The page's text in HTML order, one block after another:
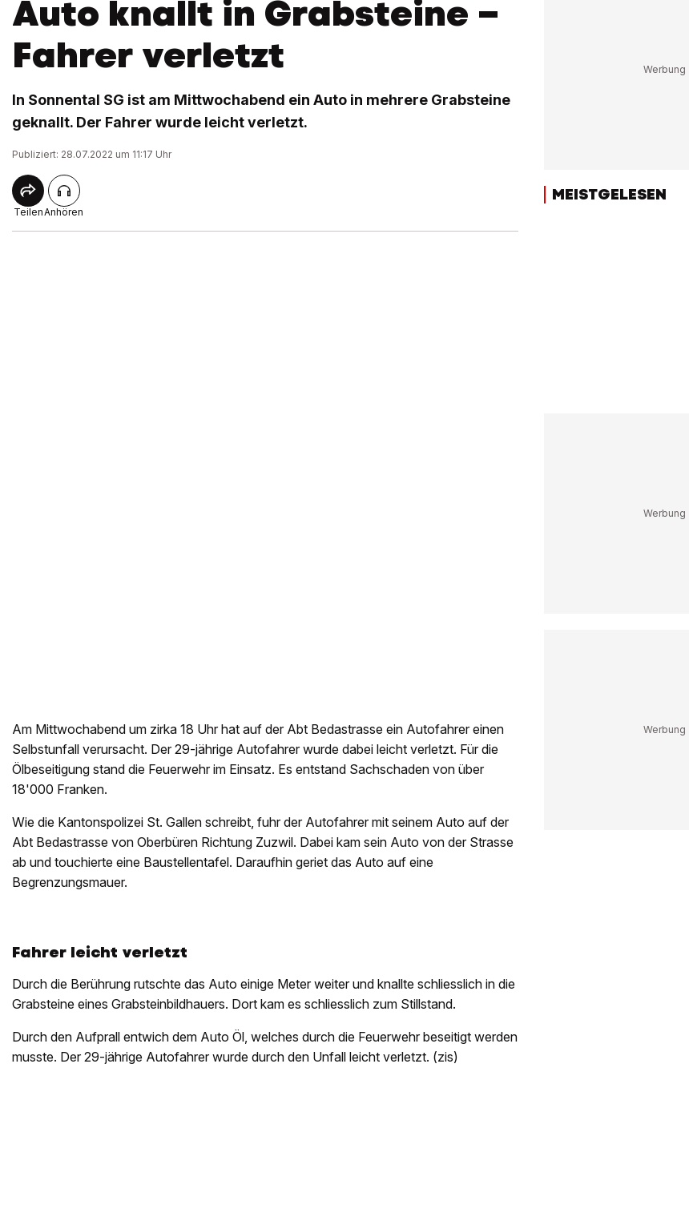
Auto knallt in Grabsteine –
Fahrer verletzt
In Sonnental SG ist am Mittwochabend ein Auto in mehrere Grabsteine
geknallt. Der Fahrer wurde leicht verletzt.
Publiziert: 28.07.2022 um 11:17 Uhr
TeilenAnhören
Am Mittwochabend um zirka 18 Uhr hat auf der Abt Bedastrasse ein Autofahrer einen
Selbstunfall verursacht. Der 29-jährige Autofahrer wurde dabei leicht verletzt. Für die
Ölbeseitigung stand die Feuerwehr im Einsatz. Es entstand Sachschaden von über
18'000 Franken.
Wie die Kantonspolizei St. Gallen schreibt, fuhr der Autofahrer mit seinem Auto auf der
Abt Bedastrasse von Oberbüren Richtung Zuzwil. Dabei kam sein Auto von der Strasse
ab und touchierte eine Baustellentafel. Daraufhin geriet das Auto auf eine
Begrenzungsmauer.
Fahrer leicht verletzt
Durch die Berührung rutschte das Auto einige Meter weiter und knallte schliesslich in die
Grabsteine eines Grabsteinbildhauers. Dort kam es schliesslich zum Stillstand.
Durch den Aufprall entwich dem Auto Öl, welches durch die Feuerwehr beseitigt werden
musste. Der 29-jährige Autofahrer wurde durch den Unfall leicht verletzt. (zis)
MEISTGELESEN